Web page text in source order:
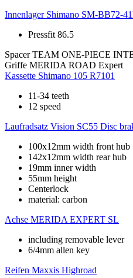
Innenlager Shimano SM-BB72-
Pressfit 86.5
Spacer TEAM ONE-PIECE
Griffe MERIDA ROAD Expert
Kassette Shimano 105 R7101
11-34 teeth
12 speed
Laufradsatz Vision SC55 Disc
100x12mm width front hub
142x12mm width rear hub
19mm inner width
55mm height
Centerlock
material: carbon
Achse MERIDA EXPERT SL
including removable lever
6/4mm allen key
Reifen Maxxis Highroad